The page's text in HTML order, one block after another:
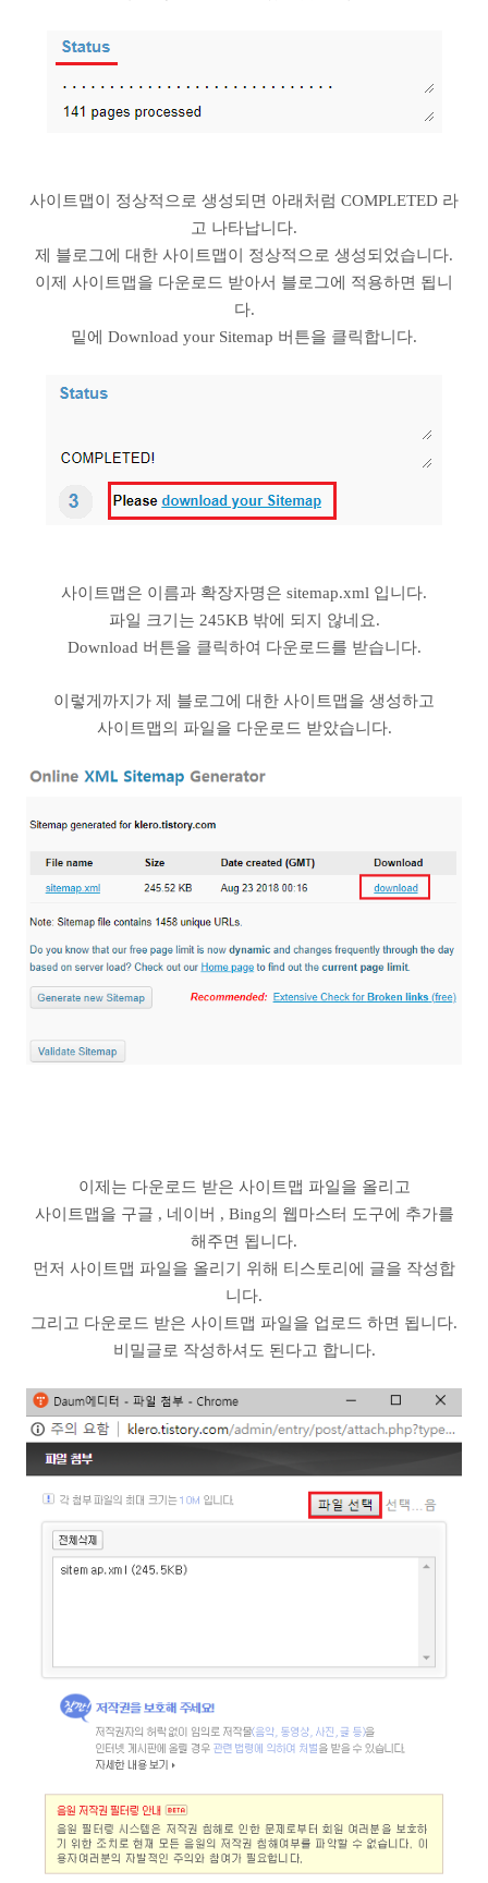
사이트맵이 정상적으로 생성되면 아래처럼 COMPLETED 라
고 나타납니다.
제 블로그에 대한 사이트맵이 정상적으로 생성되었습니다.
이제 사이트맵을 다운로드 받아서 블로그에 적용하면 됩니
다.
밑에 Download your Sitemap 버튼을 클릭합니다.
사이트맵은 이름과 확장자명은 sitemap.xml 입니다.
파일 크기는 245KB 밖에 되지 않네요.
Download 버튼을 클릭하여 다운로드를 받습니다.
이렇게까지가 제 블로그에 대한 사이트맵을 생성하고
사이트맵의 파일을 다운로드 받았습니다.
이제는 다운로드 받은 사이트맵 파일을 올리고
사이트맵을 구글 , 네이버 , Bing의 웹마스터 도구에 추가를
해주면 됩니다.
먼저 사이트맵 파일을 올리기 위해 티스토리에 글을 작성합
니다.
그리고 다운로드 받은 사이트맵 파일을 업로드 하면 됩니다.
비밀글로 작성하셔도 된다고 합니다.